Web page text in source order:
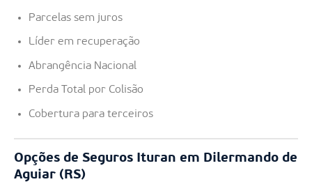
Parcelas sem juros
Líder em recuperação
Abrangência Nacional
Perda Total por Colisão
Cobertura para terceiros
Opções de Seguros Ituran em Dilermando de
Aguiar (RS)